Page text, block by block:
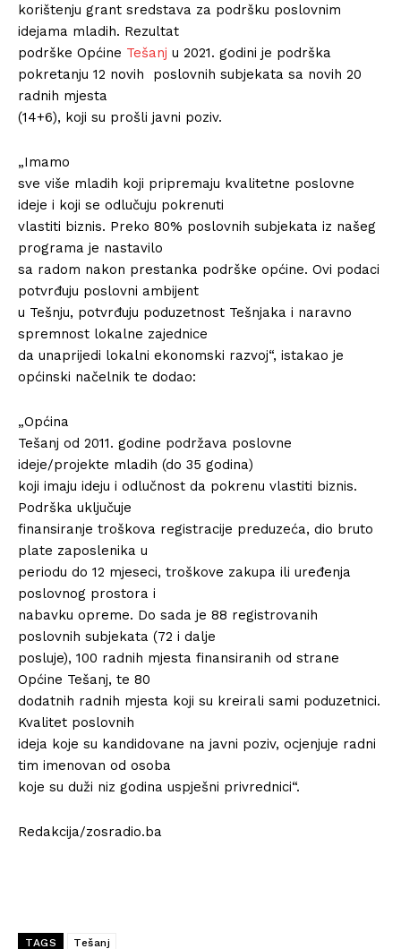
korištenju grant sredstava za podršku poslovnim
idejama mladih. Rezultat
podrške Općine Tešanj u 2021. godini je podrška
pokretanju 12 novih poslovnih subjekata sa novih 20
radnih mjesta
(14+6), koji su prošli javni poziv.
„Imamo
sve više mladih koji pripremaju kvalitetne poslovne
ideje i koji se odlučuju pokrenuti
vlastiti biznis. Preko 80% poslovnih subjekata iz našeg
programa je nastavilo
sa radom nakon prestanka podrške općine. Ovi podaci
potvrđuju poslovni ambijent
u Tešnju, potvrđuju poduzetnost Tešnjaka i naravno
spremnost lokalne zajednice
da unaprijedi lokalni ekonomski razvoj“, istakao je
općinski načelnik te dodao:
„Općina
Tešanj od 2011. godine podržava poslovne
ideje/projekte mladih (do 35 godina)
koji imaju ideju i odlučnost da pokrenu vlastiti biznis.
Podrška uključuje
finansiranje troškova registracije preduzeća, dio bruto
plate zaposlenika u
periodu do 12 mjeseci, troškove zakupa ili uređenja
poslovnog prostora i
nabavku opreme. Do sada je 88 registrovanih
poslovnih subjekata (72 i dalje
posluje), 100 radnih mjesta finansiranih od strane
Općine Tešanj, te 80
dodatnih radnih mjesta koji su kreirali sami poduzetnici.
Kvalitet poslovnih
ideja koje su kandidovane na javni poziv, ocjenjuje radni
tim imenovan od osoba
koje su duži niz godina uspješni privrednici“.
Redakcija/zosradio.ba
TAGS Tešanj